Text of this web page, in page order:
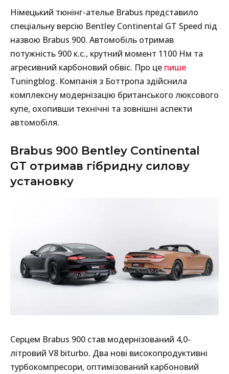
Німецький тюнінг-ателье Brabus представило
спеціальну версію Bentley Continental GT Speed під
назвою Brabus 900. Автомобіль отримав
потужність 900 к.с., крутний момент 1100 Нм та
агресивний карбоновий обвіс. Про це пише
Tuningblog. Компанія з Боттропа здійснила
комплексну модернізацію британського люксового
купе, охопивши технічні та зовнішні аспекти
автомобіля.
Brabus 900 Bentley Continental
GT отримав гібридну силову
установку
Серцем Brabus 900 став модернізований 4,0-
літровий V8 biturbo. Два нові високопродуктивні
турбокомпресори, оптимізований карбоновий